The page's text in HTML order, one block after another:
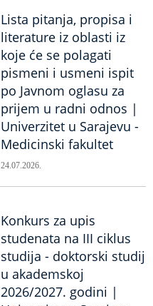
Lista pitanja, propisa i
literature iz oblasti iz
koje će se polagati
pismeni i usmeni ispit
po Javnom oglasu za
prijem u radni odnos |
Univerzitet u Sarajevu -
Medicinski fakultet
24.07.2026.
Konkurs za upis
studenata na III ciklus
studija - doktorski studij
u akademskoj
2026/2027. godini |